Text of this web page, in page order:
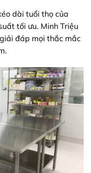
dài tuổi thọ của
tối ưu. Minh Triệu
đáp mọi thắc mắc